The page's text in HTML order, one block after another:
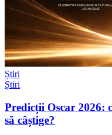
Știri
Știri
Predicții Oscar 2026:
să câștige?